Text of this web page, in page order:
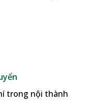
trong nội thành